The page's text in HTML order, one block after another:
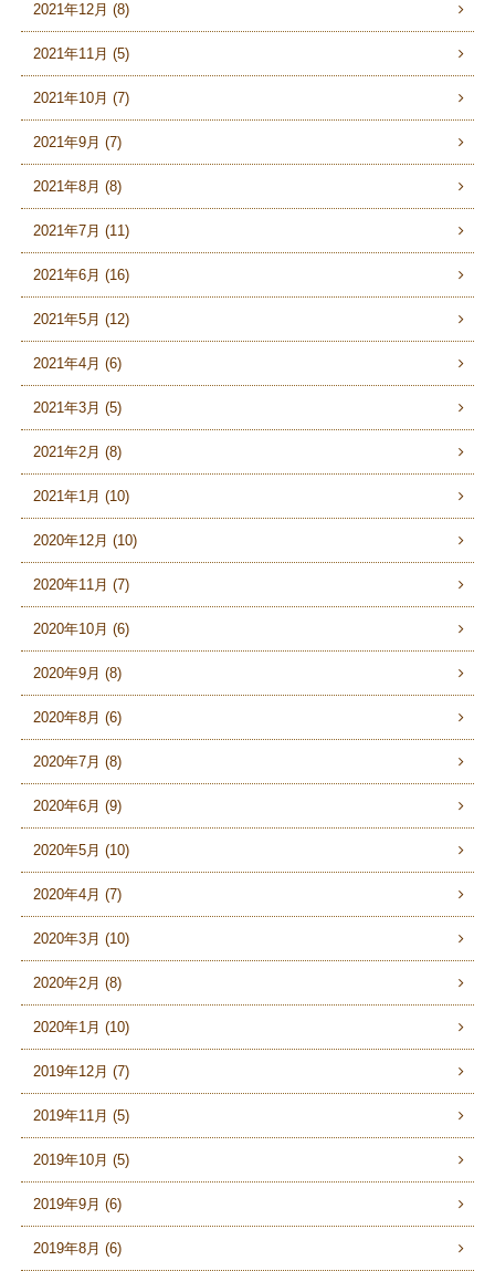
2021年12月 (8)
2021年11月 (5)
2021年10月 (7)
2021年9月 (7)
2021年8月 (8)
2021年7月 (11)
2021年6月 (16)
2021年5月 (12)
2021年4月 (6)
2021年3月 (5)
2021年2月 (8)
2021年1月 (10)
2020年12月 (10)
2020年11月 (7)
2020年10月 (6)
2020年9月 (8)
2020年8月 (6)
2020年7月 (8)
2020年6月 (9)
2020年5月 (10)
2020年4月 (7)
2020年3月 (10)
2020年2月 (8)
2020年1月 (10)
2019年12月 (7)
2019年11月 (5)
2019年10月 (5)
2019年9月 (6)
2019年8月 (6)